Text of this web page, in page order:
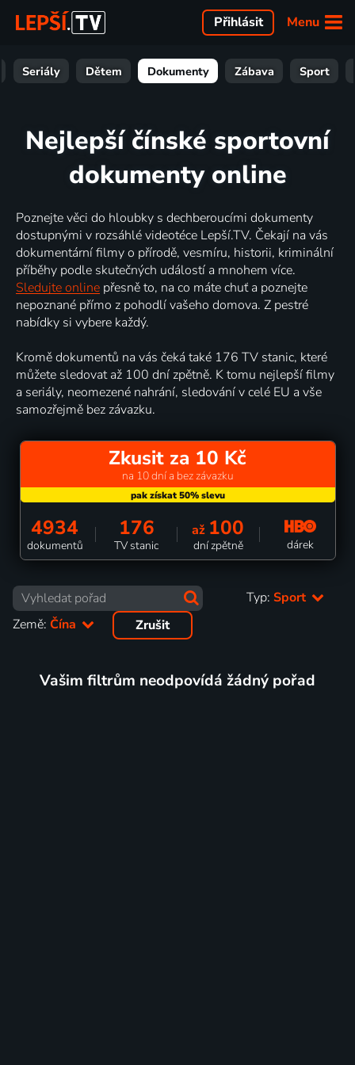
Menu
Přihlásit
Seriály Dětem Dokumenty Zábava Sport
Nejlepší čínské sportovní
dokumenty online
Poznejte věci do hloubky s dechberoucími dokumenty
dostupnými v rozsáhlé videotéce Lepší.TV. Čekají na vás
dokumentární filmy o přírodě, vesmíru, historii, kriminální
příběhy podle skutečných událostí a mnohem více.
Sledujte online přesně to, na co máte chuť a poznejte
nepoznané přímo z pohodlí vašeho domova. Z pestré
nabídky si vybere každý.
Kromě dokumentů na vás čeká také 176 TV stanic, které
můžete sledovat až 100 dní zpětně. K tomu nejlepší filmy
a seriály, neomezené nahrání, sledování v celé EU a vše
samozřejmě bez závazku.
Zkusit za 10 Kč
na 10 dní a bez závazku
4934
dokumentů
176
TV stanic
až 100
dní zpětně dárek
Typ: Sport
Země: Čína Zrušit
Vašim filtrům neodpovídá žádný pořad